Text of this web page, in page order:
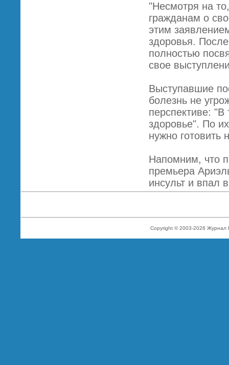
"Несмотря на
гражданам о
этим
здоровья.
полностью
свое
Выступавшие
болезнь не
перспективе: "В
здоровье". По
нужно готовить
Напомним, что
премьера
инсульт и впал
Copyright © 2003-2026 Журнал